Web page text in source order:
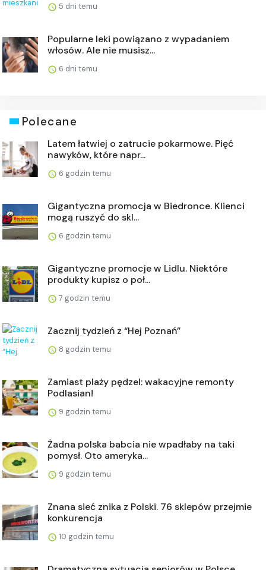
5 dni temu
Popularne leki powiązano z wypadaniem
włosów. Ale nie musisz...
6 dni temu
Polecane
Latem łatwiej o zatrucie pokarmowe. Pięć
nawyków, które napr...
6 godzin temu
Gigantyczna promocja w Biedronce. Klienci
mogą ruszyć do skl...
6 godzin temu
Gigantyczne promocje w Lidlu. Niektóre
produkty kupisz o poł...
7 godzin temu
Zacznij tydzień z “Hej Poznań”
8 godzin temu
Zamiast plaży pędzel: wakacyjne remonty
Podlasian!
9 godzin temu
Żadna polska babcia nie wpadłaby na taki
pomysł. Oto ameryka...
9 godzin temu
Znana sieć znika z Polski. 76 sklepów przejmie
konkurencja
10 godzin temu